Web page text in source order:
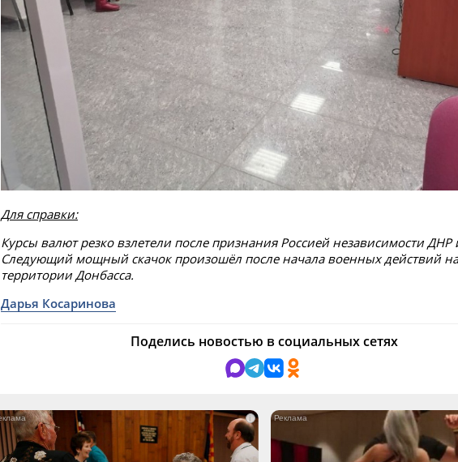
Для справки:
Курсы валют резко взлетели после признания Россией независимости
Следующий мощный скачок произошёл после начала военных действий на
территории Донбасса.
Дарья Косаринова
Поделись новостью в социальных сетях
i